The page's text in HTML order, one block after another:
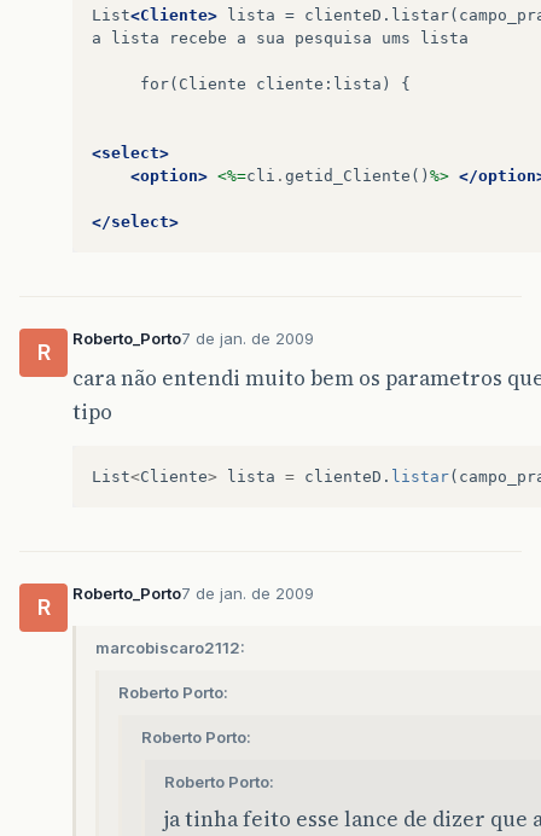
List<Cliente> lista =
a
lista recebe a sua pesquisa ums lista
for(Cliente cliente:lista) {
<select>
<option> <%=cli . getid_Cliente () %> </
</select>
R
Roberto_Porto7 de jan. de 2009
cara não entendi muito bem os parametros
tipo
List<Cliente> lista = clienteD . listar(
R
Roberto_Porto7 de jan. de 2009
marcobiscaro2112:
Roberto Porto:
Roberto Porto:
Roberto Porto:
ja tinha feito esse lance de dizer que